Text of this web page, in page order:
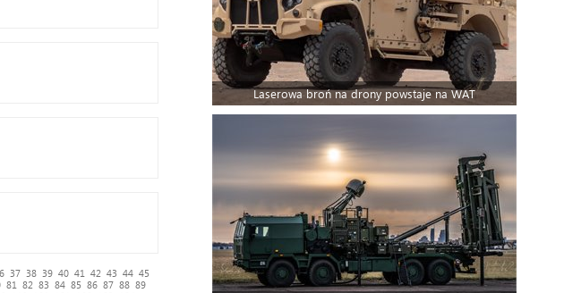
37 38 39 40 41 42 43 44 45
81 82 83 84 85 86 87 88 89
Laserowa broń na drony powstaje na WAT